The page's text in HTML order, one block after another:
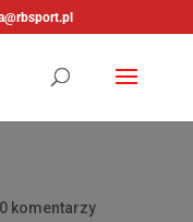
0 komentarzy